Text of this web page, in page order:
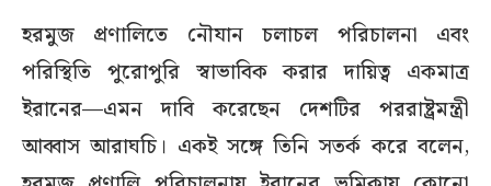
হরমুজ প্রণালিতে নৌযান চলাচল পরিচালনা এবং
পরিস্থিতি পুরোপুরি স্বাভাবিক করার দায়িত্ব একমাত্র
ইরানের—এমন দাবি করেছেন দেশটির পররাষ্ট্রমন্ত্রী
আব্বাস আরাঘচি। একই সঙ্গে তিনি সতর্ক করে বলেন,